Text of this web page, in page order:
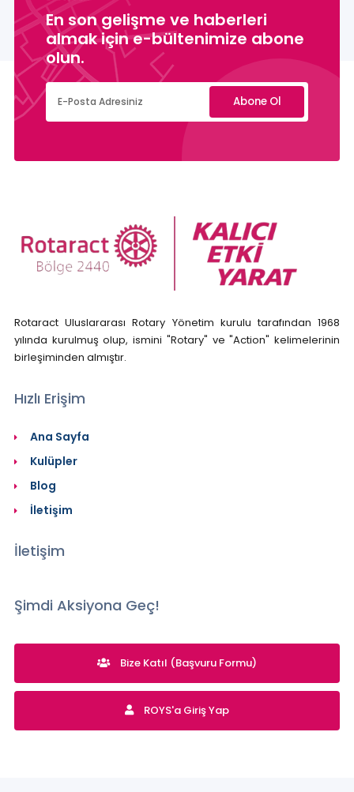
En son gelişme ve haberleri
almak için e-bültenimize abone
olun.
Abone Ol
Rotaract Uluslararası Rotary Yönetim kurulu tarafından 1968
yılında kurulmuş olup, ismini "Rotary" ve "Action" kelimelerinin
birleşiminden almıştır.
Hızlı Erişim
Ana Sayfa
Kulüpler
Blog
İletişim
İletişim
Şimdi Aksiyona Geç!
Bize Katıl (Başvuru Formu)
ROYS'a Giriş Yap